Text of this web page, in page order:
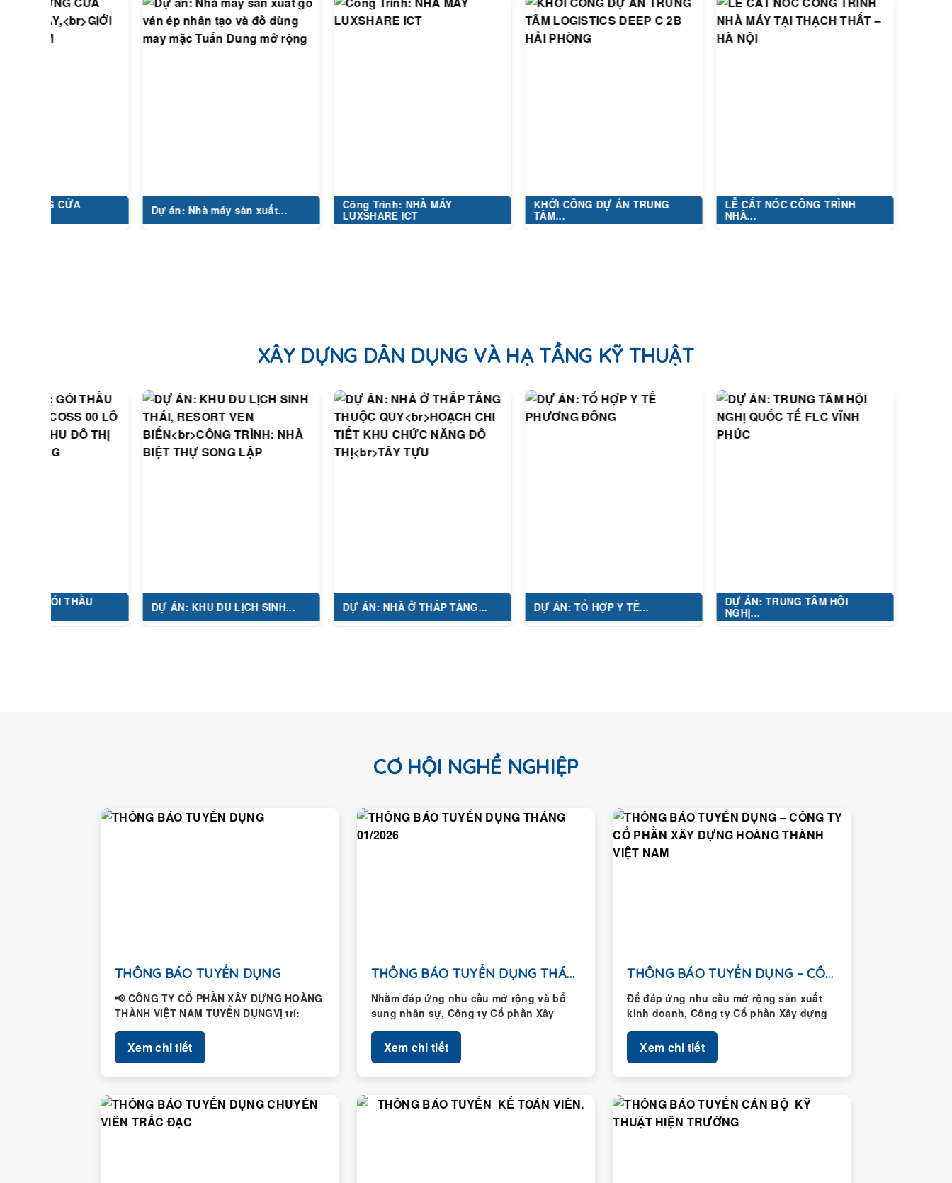
Dự án: Nhà máy sản xuất...
Công Trình: NHÀ MÁY
LUXSHARE ICT
KHỞI CÔNG DỰ ÁN TRUNG
LỄ CẤT NÓC CÔNG TRÌNH
XÂY DỰNG DÂN DỤNG VÀ HẠ TẦNG KỸ THUẬT
THẦU DỰ ÁN: KHU DU LỊCH SINH... DỰ ÁN: NHÀ Ở THẤP TẦNG... DỰ ÁN: TỔ HỢP Y TẾ...
DỰ ÁN: TRUNG TÂM HỘI
CƠ HỘI NGHỀ NGHIỆP
THÔNG BÁO TUYỂN DỤNG
📢 CÔNG TY CỔ PHẦN XÂY DỰNG HOÀNG
THÀNH VIỆT NAM TUYỂN DỤNGVị trí:
Xem chi tiết
THÔNG BÁO TUYỂN DỤNG THÁNG 01/2026
Nhằm đáp ứng nhu cầu mở rộng và bổ
sung nhân sự, Công ty Cổ phần Xây
Xem chi tiết
THÔNG BÁO TUYỂN DỤNG – CÔNG TY CỔ...
Để đáp ứng nhu cầu mở rộng sản xuất
kinh doanh, Công ty Cổ phần Xây dựng
Xem chi tiết